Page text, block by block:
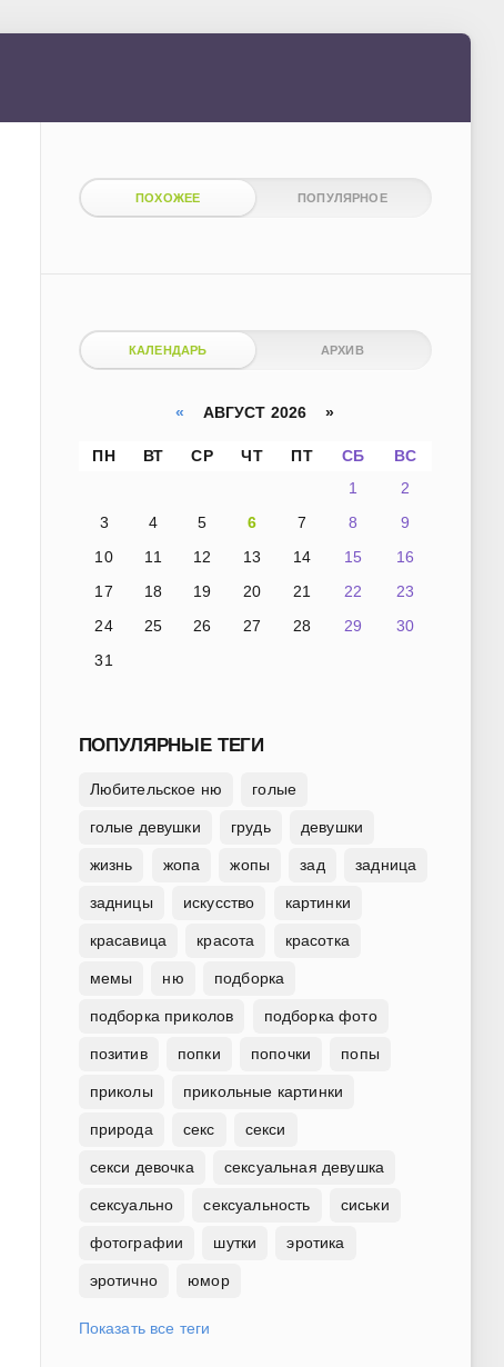
ПОХОЖЕЕ ПОПУЛЯРНОЕ
КАЛЕНДАРЬ АРХИВ
« АВГУСТ 2026 »
ПН ВТ СР ЧТ ПТ СБ
ВС
1
2
3
4 5 6 7 8
9
10
11 12 13 14 15
16
17
18 19 20 21 22
23
24
25 26 27 28 29
30
31
ПОПУЛЯРНЫЕ ТЕГИ
Любительское ню голые
голые девушки грудь девушки
жизнь жопа жопы зад задница
задницы искусство картинки
красавица красота красотка
мемы ню подборка
подборка приколов подборка фото
позитив попки попочки попы
приколы прикольные картинки
природа секс секси
секси девочка сексуальная девушка
сексуально сексуальность сиськи
фотографии шутки эротика
эротично юмор
Показать все теги